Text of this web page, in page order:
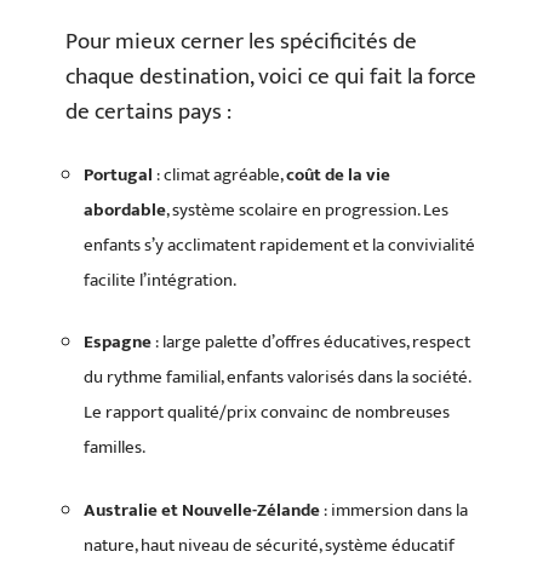
Pour mieux cerner les spécificités de
chaque destination, voici ce qui fait la force
de certains pays :
Portugal: climat agréable,coût de la vie
abordable, système scolaire en progression. Les
enfants s’y acclimatent rapidement et la convivialité
facilite l’intégration.
Espagne: large palette d’offres éducatives, respect
du rythme familial, enfants valorisés dans la société.
Le rapport qualité/prix convainc de nombreuses
familles.
Australie et Nouvelle-Zélande: immersion dans la
nature, haut niveau de sécurité, système éducatif